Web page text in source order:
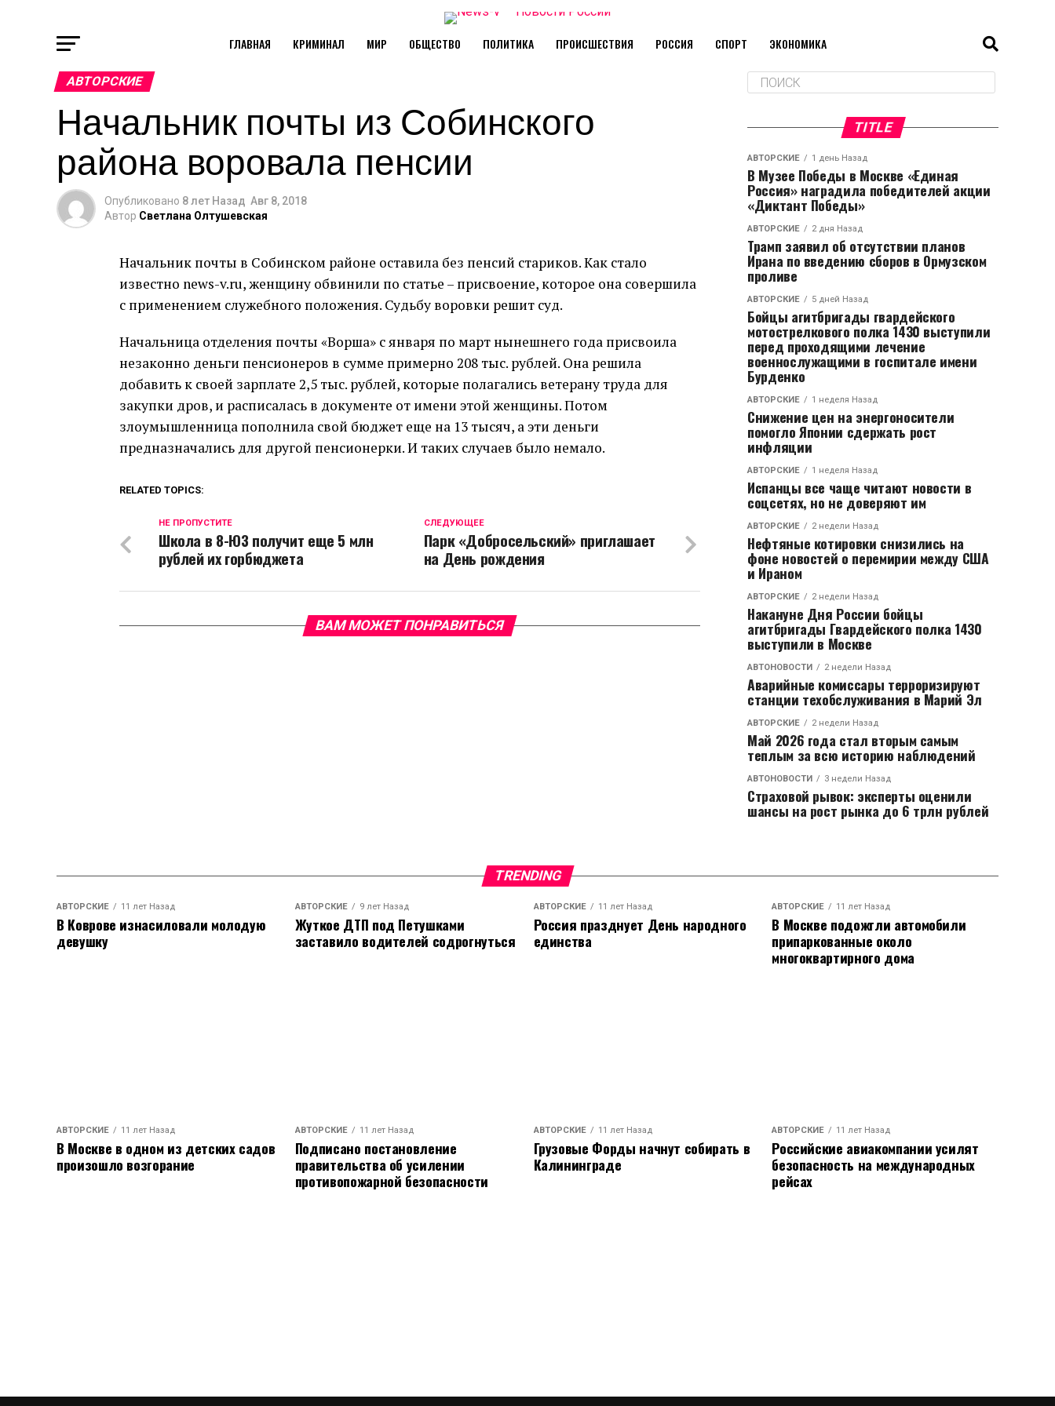
ГЛАВНАЯ КРИМИНАЛ МИР ОБЩЕСТВО ПОЛИТИКА ПРОИСШЕСТВИЯ РОССИЯ СПОРТ ЭКОНОМИКА
АВТОРСКИЕ
Начальник почты из Собинского
района воровала пенсии
Опубликовано 8 лет Назад Авг 8, 2018
Автор Светлана Олтушевская
Начальник почты в Собинском районе оставила без пенсий стариков. Как стало
известно news-v.ru, женщину обвинили по статье – присвоение, которое она совершила
с применением служебного положения. Судьбу воровки решит суд.
Начальница отделения почты «Ворша» с января по март нынешнего года присвоила
незаконно деньги пенсионеров в сумме примерно 208 тыс. рублей. Она решила
добавить к своей зарплате 2,5 тыс. рублей, которые полагались ветерану труда для
закупки дров, и расписалась в документе от имени этой женщины. Потом
злоумышленница пополнила свой бюджет еще на 13 тысяч, а эти деньги
предназначались для другой пенсионерки. И таких случаев было немало.
RELATED TOPICS:
CЛЕДУЮЩЕЕ
Парк «Добросельский» приглашает
на День рождения
НЕ ПРОПУСТИТЕ
Школа в 8-ЮЗ получит еще 5 млн
рублей их горбюджета
ВАМ МОЖЕТ ПОНРАВИТЬСЯ
TITLE
АВТОРСКИЕ 1 день Назад
В Музее Победы в Москве «Единая
Россия» наградила победителей акции
«Диктант Победы»
АВТОРСКИЕ 2 дня Назад
Трамп заявил об отсутствии планов
Ирана по введению сборов в Ормузском
проливе
АВТОРСКИЕ 5 дней Назад
Бойцы агитбригады гвардейского
мотострелкового полка 1430 выступили
перед проходящими лечение
военнослужащими в госпитале имени
Бурденко
АВТОРСКИЕ 1 неделя Назад
Снижение цен на энергоносители
помогло Японии сдержать рост
инфляции
АВТОРСКИЕ 1 неделя Назад
Испанцы все чаще читают новости в
соцсетях, но не доверяют им
АВТОРСКИЕ 2 недели Назад
Нефтяные котировки снизились на
фоне новостей о перемирии между США
и Ираном
АВТОРСКИЕ 2 недели Назад
Накануне Дня России бойцы
агитбригады Гвардейского полка 1430
выступили в Москве
АВТОНОВОСТИ 2 недели Назад
Аварийные комиссары терроризируют
станции техобслуживания в Марий Эл
АВТОРСКИЕ 2 недели Назад
Май 2026 года стал вторым самым
теплым за всю историю наблюдений
АВТОНОВОСТИ 3 недели Назад
Страховой рывок: эксперты оценили
шансы на рост рынка до 6 трлн рублей
TRENDING
АВТОРСКИЕ 11 лет Назад
В Коврове изнасиловали молодую
девушку
АВТОРСКИЕ 9 лет Назад
Жуткое ДТП под Петушками
заставило водителей содрогнуться
АВТОРСКИЕ 11 лет Назад
Россия празднует День народного
единства
АВТОРСКИЕ 11 лет Назад
В Москве подожгли автомобили
припаркованные около
многоквартирного дома
АВТОРСКИЕ 11 лет Назад
В Москве в одном из детских садов
произошло возгорание
АВТОРСКИЕ 11 лет Назад
Подписано постановление
правительства об усилении
противопожарной безопасности
АВТОРСКИЕ 11 лет Назад
Грузовые Форды начнут собирать в
Калининграде
АВТОРСКИЕ 11 лет Назад
Российские авиакомпании усилят
безопасность на международных
рейсах